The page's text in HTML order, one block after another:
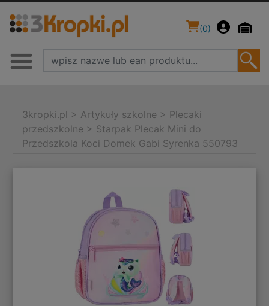
(0)
3kropki.pl > Artykuły szkolne > Plecaki
przedszkolne > Starpak Plecak Mini do
Przedszkola Koci Domek Gabi Syrenka 550793